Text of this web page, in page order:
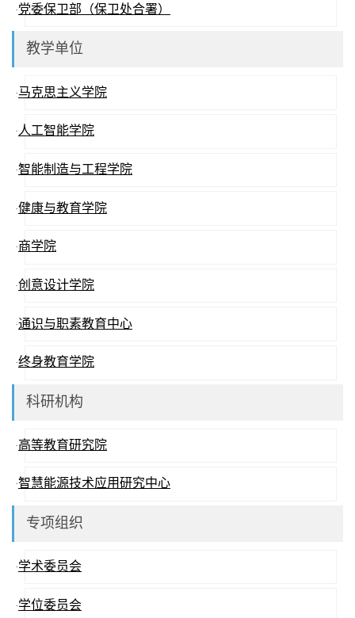
·党委保卫部（保卫处合署）
教学单位
·马克思主义学院
· 人工智能学院
·智能制造与工程学院
·健康与教育学院
·商学院
·创意设计学院
·通识与职素教育中心
·终身教育学院
科研机构
·高等教育研究院
·智慧能源技术应用研究中心
专项组织
·学术委员会
·学位委员会